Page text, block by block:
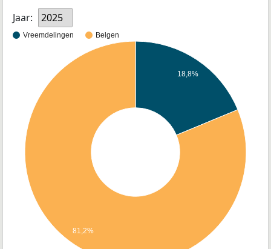
Jaar:
2025
Vreemdelingen Belgen
18,8%
81,2%